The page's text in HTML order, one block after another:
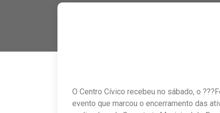
O Centro Cívico recebeu no sábado, o
evento que marcou o encerramento das